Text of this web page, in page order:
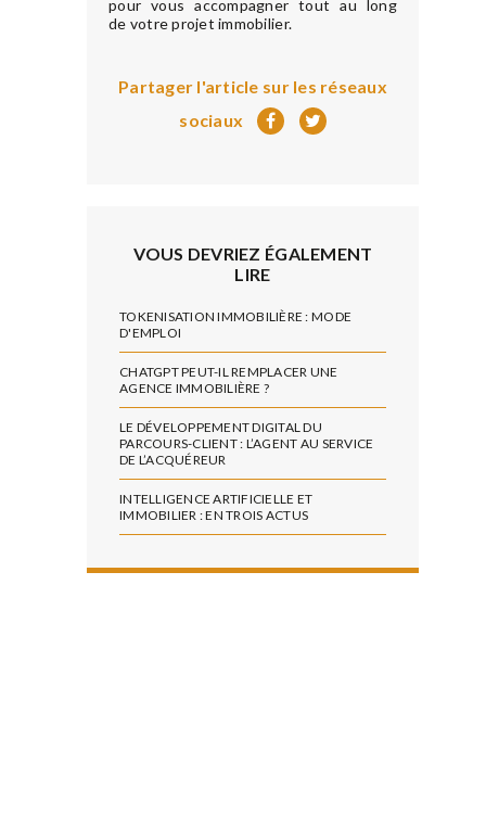
pour vous accompagner tout au long
de votre projet immobilier.
Partager l'article sur les réseaux
sociaux
VOUS DEVRIEZ ÉGALEMENT
LIRE
TOKENISATION IMMOBILIÈRE : MODE
D'EMPLOI
CHATGPT PEUT-IL REMPLACER UNE
AGENCE IMMOBILIÈRE ?
LE DÉVELOPPEMENT DIGITAL DU
PARCOURS-CLIENT : L’AGENT AU SERVICE
DE L’ACQUÉREUR
INTELLIGENCE ARTIFICIELLE ET
IMMOBILIER : EN TROIS ACTUS